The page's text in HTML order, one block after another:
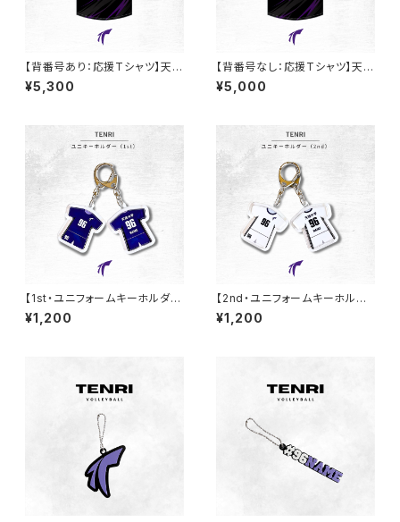
【背番号あり：応援Tシャツ】天理
大学男子バレー部
¥5,300
【背番号なし：応援Tシャツ】天理
大学男子バレー部
¥5,000
【1st・ユニフォームキーホルダ
ー】天理大学男子バレー部
¥1,200
【2nd・ユニフォームキーホルダ
ー】天理大学男子バレー部
¥1,200